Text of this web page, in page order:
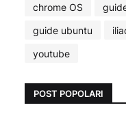
chrome OS
guide ubuntu
youtube
POST POPOLARI